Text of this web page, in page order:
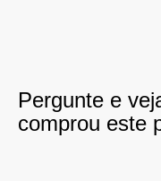
Pergunte e
comprou este